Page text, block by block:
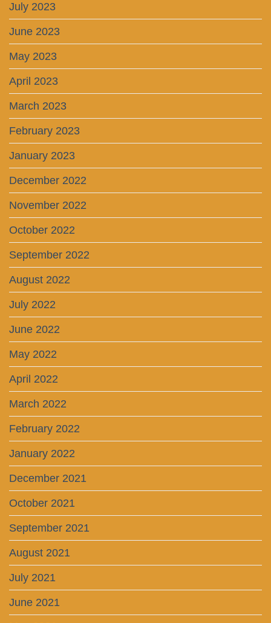
July 2023
June 2023
May 2023
April 2023
March 2023
February 2023
January 2023
December 2022
November 2022
October 2022
September 2022
August 2022
July 2022
June 2022
May 2022
April 2022
March 2022
February 2022
January 2022
December 2021
October 2021
September 2021
August 2021
July 2021
June 2021